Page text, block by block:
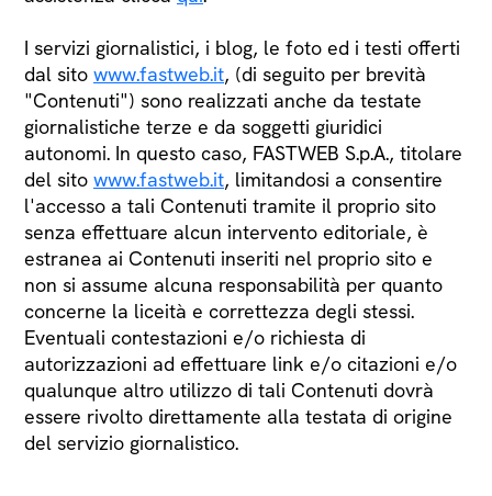
I servizi giornalistici, i blog, le foto ed i testi offerti
dal sito www.fastweb.it, (di seguito per brevità
"Contenuti") sono realizzati anche da testate
giornalistiche terze e da soggetti giuridici
autonomi. In questo caso, FASTWEB S.p.A., titolare
del sito www.fastweb.it, limitandosi a consentire
l'accesso a tali Contenuti tramite il proprio sito
senza effettuare alcun intervento editoriale, è
estranea ai Contenuti inseriti nel proprio sito e
non si assume alcuna responsabilità per quanto
concerne la liceità e correttezza degli stessi.
Eventuali contestazioni e/o richiesta di
autorizzazioni ad effettuare link e/o citazioni e/o
qualunque altro utilizzo di tali Contenuti dovrà
essere rivolto direttamente alla testata di origine
del servizio giornalistico.